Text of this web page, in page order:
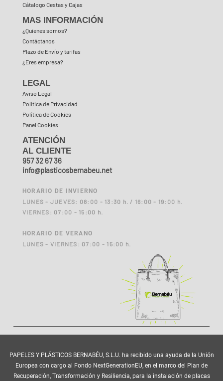
Cátalogo Cestas y Cajas
MAS INFORMACIÓN
¿Quienes somos?
Contáctanos
Plazo de Envío y tarifas
¿Eres empresa?
LEGAL
Aviso Legal
Política de Privacidad
Política de Cookies
Panel Cookies
ATENCIÓN
AL CLIENTE
957 32 67 36
info@plasticosbernabeu.net
HORARIO DE INVIERNO
LUNES - JUEVES: 08:00 - 13:30 h. / 16:00 - 19:00 h.
VIERNES: 07:00 - 15:00 h.
HORARIO DE VERANO
LUNES - VIERNES: 07:00 - 15:00 h.
PAPELES Y PLÁSTICOS BERNABÉU, S.L.U. ha recibido una ayuda de la Unión
Europea con cargo al Fondo NextGenerationEU, en el marco del Plan de
Recuperación, Transformación y Resiliencia, para la instalación de placas